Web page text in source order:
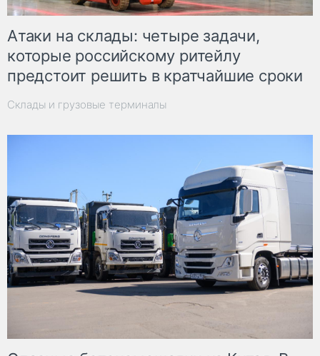
Атаки на склады: четыре задачи,
которые российскому ритейлу
предстоит решить в кратчайшие сроки
Склады и грузовые терминалы